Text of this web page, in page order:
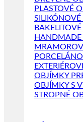
PLASTOVÉ
OBJÍMKY
OBJÍMKY S
STROPNÉ